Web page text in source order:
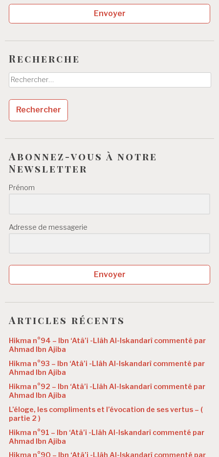
Envoyer
Recherche
Rechercher :
Abonnez-vous à notre
Newsletter
Prénom
Adresse de messagerie
Envoyer
Articles récents
Hikma n°94 – Ibn ‘Atâ’i -Llâh Al-Iskandarî commenté par
Ahmad Ibn Ajiba
Hikma n°93 – Ibn ‘Atâ’i -Llâh Al-Iskandarî commenté par
Ahmad Ibn Ajiba
Hikma n°92 – Ibn ‘Atâ’i -Llâh Al-Iskandarî commenté par
Ahmad Ibn Ajiba
L’éloge, les compliments et l’évocation de ses vertus – (
partie 2 )
Hikma n°91 – Ibn ‘Atâ’i -Llâh Al-Iskandarî commenté par
Ahmad Ibn Ajiba
Hikma n°90 – Ibn ‘Atâ’i -Llâh Al-Iskandarî commenté par